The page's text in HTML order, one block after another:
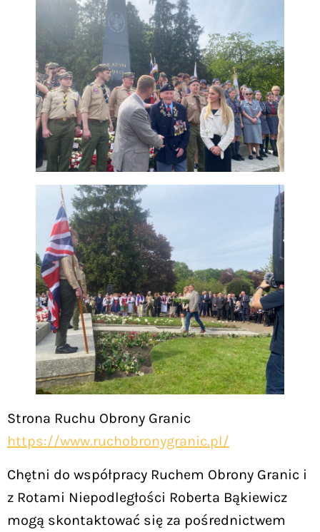
Strona Ruchu Obrony Granic
https://www.ruchobronygranic.pl/
Chętni do współpracy Ruchem Obrony Granic i
z Rotami Niepodległości Roberta Bąkiewicz
mogą skontaktować się za pośrednictwem